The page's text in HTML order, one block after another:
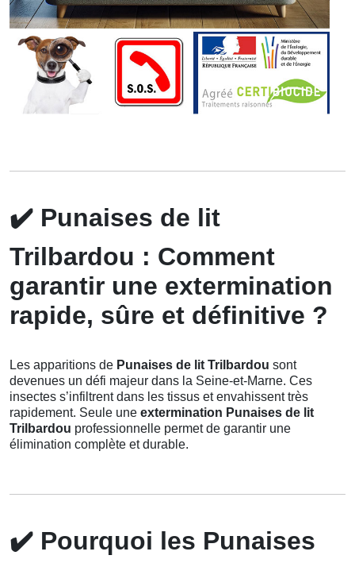
✔️ Punaises de lit
Trilbardou : Comment
garantir une extermination
rapide, sûre et définitive ?
Les apparitions de Punaises de lit Trilbardou sont
devenues un défi majeur dans la Seine-et-Marne. Ces
insectes s’infiltrent dans les tissus et envahissent très
rapidement. Seule une extermination Punaises de lit
Trilbardou professionnelle permet de garantir une
élimination complète et durable.
✔️ Pourquoi les Punaises